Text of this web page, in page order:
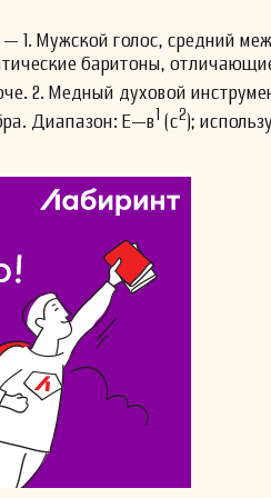
1. Мужской голос, средний
баритоны,
2. Медный духовой
Диапазон: Е—в1 (с2);